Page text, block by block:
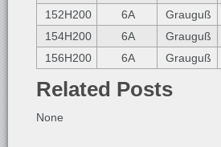
152H200
6A Grauguß
154H200
6A Grauguß
156H200
6A Grauguß
Related Posts
None